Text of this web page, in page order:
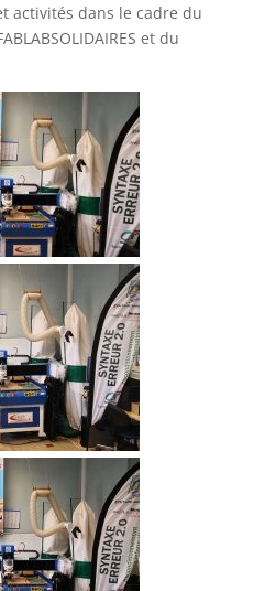
activités dans le cadre du
et du